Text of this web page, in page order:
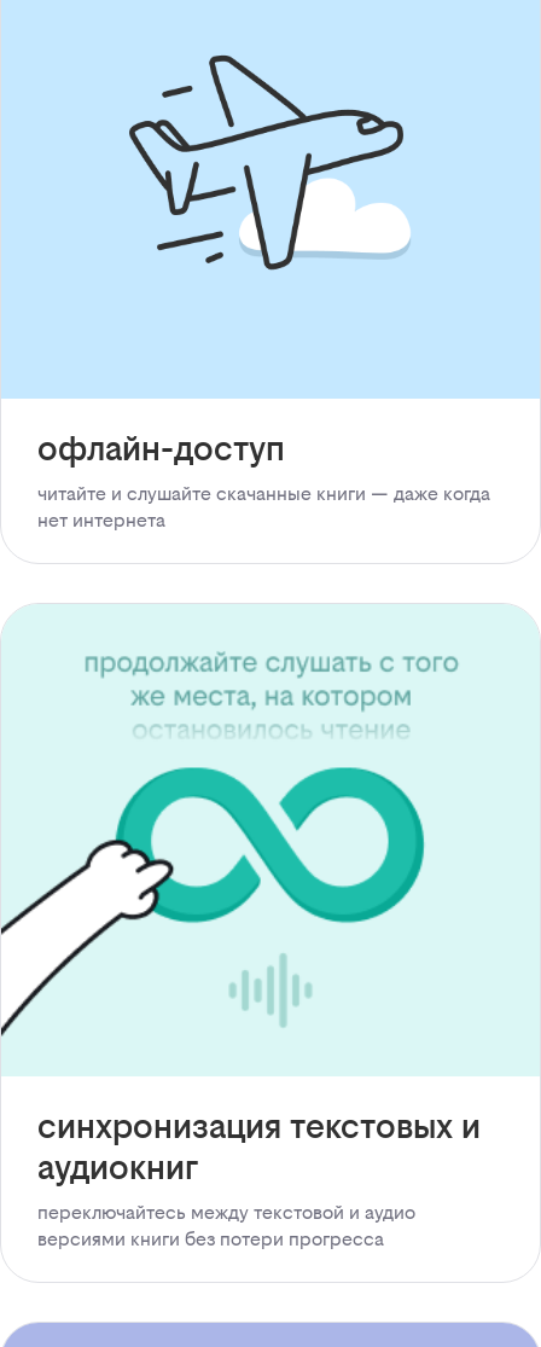
офлайн-доступ
читайте и слушайте скачанные книги — даже когда
нет интернета
синхронизация текстовых и
аудиокниг
переключайтесь между текстовой и аудио
версиями книги без потери прогресса